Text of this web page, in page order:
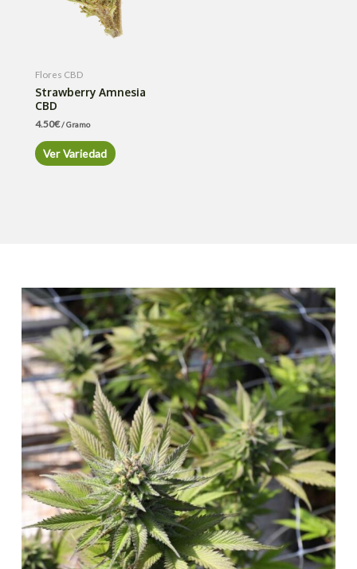
Flores CBD
Strawberry Amnesia
CBD
4.50€/ Gramo
Ver Variedad